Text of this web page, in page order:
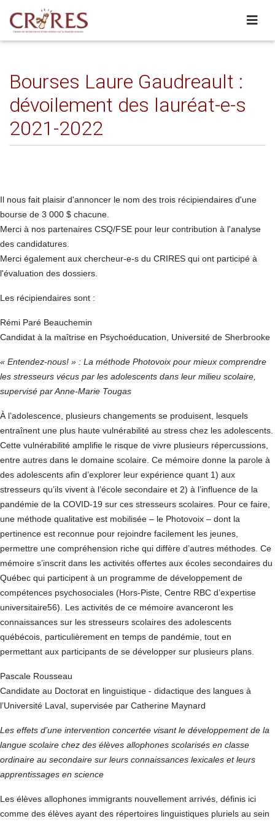
Bourses Laure Gaudreault :
dévoilement des lauréat-e-s
2021-2022
Il nous fait plaisir d'annoncer le nom des trois récipiendaires d'une
bourse de 3 000 $ chacune.
Merci à nos partenaires CSQ/FSE pour leur contribution à l'analyse
des candidatures.
Merci également aux chercheur-e-s du CRIRES qui ont participé à
l'évaluation des dossiers.
Les récipiendaires sont :
Rémi Paré Beauchemin
Candidat à la maîtrise en Psychoéducation, Université de Sherbrooke
« Entendez-nous! » : La méthode Photovoix pour mieux comprendre
les stresseurs vécus par les adolescents dans leur milieu scolaire,
supervisé par Anne-Marie Tougas
À l’adolescence, plusieurs changements se produisent, lesquels
entraînent une plus haute vulnérabilité au stress chez les adolescents.
Cette vulnérabilité amplifie le risque de vivre plusieurs répercussions,
entre autres dans le domaine scolaire. Ce mémoire donne la parole à
des adolescents afin d’explorer leur expérience quant 1) aux
stresseurs qu’ils vivent à l’école secondaire et 2) à l’influence de la
pandémie de la COVID-19 sur ces stresseurs scolaires. Pour ce faire,
une méthode qualitative est mobilisée – le Photovoix – dont la
pertinence est reconnue pour rejoindre facilement les jeunes,
permettre une compréhension riche qui diffère d’autres méthodes. Ce
mémoire s’inscrit dans les activités offertes aux écoles secondaires du
Québec qui participent à un programme de développement de
compétences psychosociales (Hors-Piste, Centre RBC d’expertise
universitaire56). Les activités de ce mémoire avanceront les
connaissances sur les stresseurs scolaires des adolescents
québécois, particulièrement en temps de pandémie, tout en
permettant aux participants de se développer sur plusieurs plans.
Pascale Rousseau
Candidate au Doctorat en linguistique - didactique des langues à
l’Université Laval, supervisée par Catherine Maynard
Les effets d’une intervention concertée visant le développement de la
langue scolaire chez des élèves allophones scolarisés en classe
ordinaire au secondaire sur leurs connaissances lexicales et leurs
apprentissages en science
Les élèves allophones immigrants nouvellement arrivés, définis ici
comme des élèves ayant des répertoires linguistiques pluriels au sein